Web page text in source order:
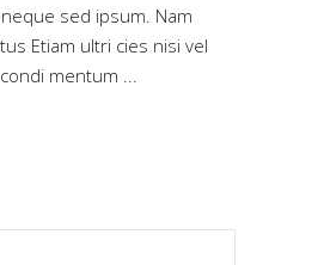
sed ipsum. Nam
Etiam ultri cies nisi vel
mentum